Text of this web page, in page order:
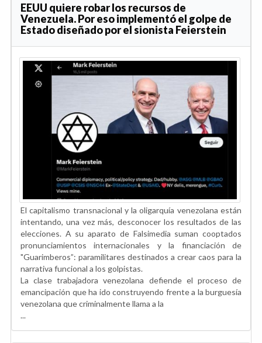
EEUU quiere robar los recursos de
Venezuela. Por eso implementó el golpe de
Estado diseñado por el sionista Feierstein
El capitalismo transnacional y la oligarquía venezolana están
intentando, una vez más, desconocer los resultados de las
elecciones. A su aparato de Falsimedia suman cooptados
pronunciamientos internacionales y la financiación de
"Guarimberos”: paramilitares destinados a crear caos para la
narrativa funcional a los golpistas.
La clase trabajadora venezolana defiende el proceso de
emancipación que ha ido construyendo frente a la burguesía
venezolana que criminalmente llama a la
...